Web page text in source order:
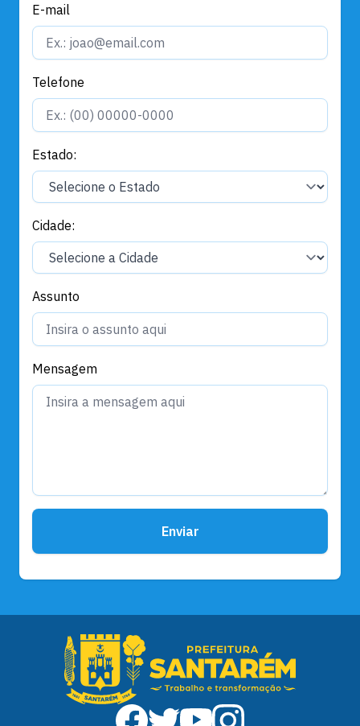
E-mail
Telefone
Estado:
Cidade:
Assunto
Mensagem
Enviar